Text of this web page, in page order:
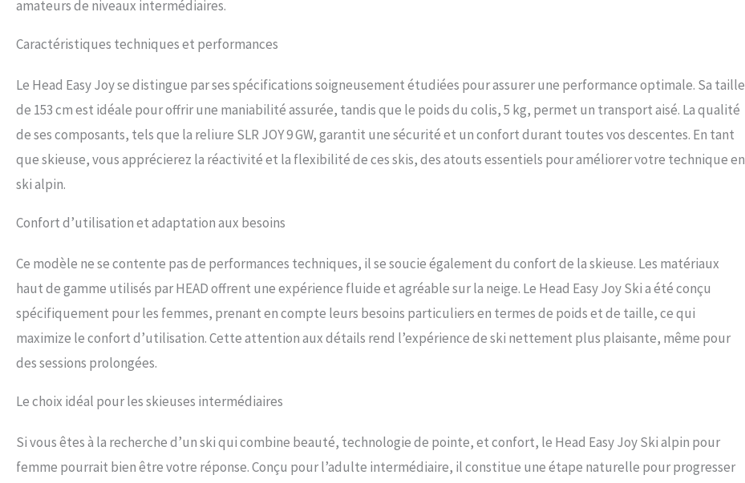
amateurs de niveaux intermédiaires.
Caractéristiques techniques et performances
Le Head Easy Joy se distingue par ses spécifications soigneusement étudiées pour assurer une performance optimale. Sa taille
de 153 cm est idéale pour offrir une maniabilité assurée, tandis que le poids du colis, 5 kg, permet un transport aisé. La qualité
de ses composants, tels que la reliure SLR JOY 9 GW, garantit une sécurité et un confort durant toutes vos descentes. En tant
que skieuse, vous apprécierez la réactivité et la flexibilité de ces skis, des atouts essentiels pour améliorer votre technique en
ski alpin.
Confort d’utilisation et adaptation aux besoins
Ce modèle ne se contente pas de performances techniques, il se soucie également du confort de la skieuse. Les matériaux
haut de gamme utilisés par HEAD offrent une expérience fluide et agréable sur la neige. Le Head Easy Joy Ski a été conçu
spécifiquement pour les femmes, prenant en compte leurs besoins particuliers en termes de poids et de taille, ce qui
maximize le confort d’utilisation. Cette attention aux détails rend l’expérience de ski nettement plus plaisante, même pour
des sessions prolongées.
Le choix idéal pour les skieuses intermédiaires
Si vous êtes à la recherche d’un ski qui combine beauté, technologie de pointe, et confort, le Head Easy Joy Ski alpin pour
femme pourrait bien être votre réponse. Conçu pour l’adulte intermédiaire, il constitue une étape naturelle pour progresser